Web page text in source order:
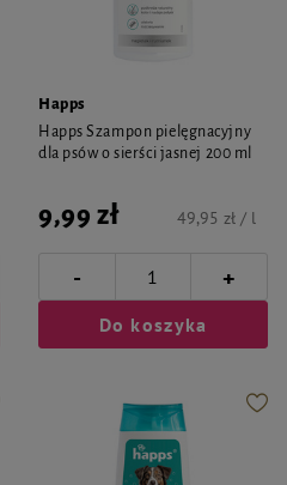
Happs
Happs Szampon pielęgnacyjny
dla psów o sierści jasnej 200 ml
9,99 zł 49,95 zł / l
- +
Do koszyka